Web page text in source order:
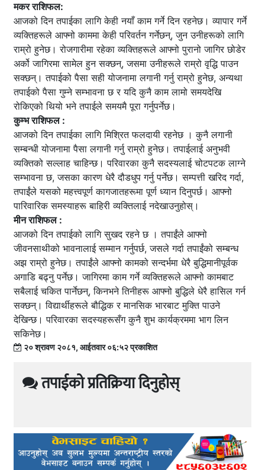
मकर राशिफल:
आजको दिन तपाईका लागि केही नयाँ काम गर्ने दिन रहनेछ। व्यापार गर्ने
व्यक्तिहरूले आफ्नो काममा केही परिवर्तन गर्नेछन्, जुन उनीहरूको लागि
राम्रो हुनेछ। रोजगारीमा रहेका व्यक्तिहरूले आफ्नो पुरानो जागिर छोडेर
अर्को जागिरमा सामेल हुन सक्छन्, जसमा उनीहरूले राम्रो वृद्धि पाउन
सक्छन्। तपाईको पैसा सही योजनामा ​​लगानी गर्नु राम्रो हुनेछ, अन्यथा
तपाईको पैसा गुम्ने सम्भावना छ र यदि कुनै काम लामो समयदेखि
रोकिएको थियो भने तपाईले समयमै पूरा गर्नुपर्नेछ।
कुम्भ राशिफल :
आजको दिन तपाईका लागि मिश्रित फलदायी रहनेछ । कुनै लगानी
सम्बन्धी योजनामा ​​पैसा लगानी गर्नु राम्रो हुनेछ। तपाईलाई अनुभवी
व्यक्तिको सल्लाह चाहिन्छ। परिवारका कुनै सदस्यलाई चोटपटक लाग्ने
सम्भावना छ, जसका कारण धेरै दौडधुप गर्नु पर्नेछ। सम्पत्ती खरिद गर्दा,
तपाईंले यसको महत्त्वपूर्ण कागजातहरूमा पूर्ण ध्यान दिनुपर्छ। आफ्नो
पारिवारिक समस्याहरू बाहिरी व्यक्तिलाई नदेखाउनुहोस्।
मीन राशिफल :
आजको दिन तपाईको लागि सुखद रहने छ । तपाईंले आफ्नो
जीवनसाथीको भावनालाई सम्मान गर्नुपर्छ, जसले गर्दा तपाईंको सम्बन्ध
अझ राम्रो हुनेछ। तपाईंले आफ्नो कामको सन्दर्भमा धेरै बुद्धिमानीपूर्वक
अगाडि बढ्नु पर्नेछ। जागिरमा काम गर्ने व्यक्तिहरूले आफ्नो कामबाट
सबैलाई चकित पार्नेछन्, किनभने तिनीहरू आफ्नो बुद्धिले धेरै हासिल गर्न
सक्छन्। विद्यार्थीहरूले बौद्धिक र मानसिक भारबाट मुक्ति पाउने
देखिन्छ। परिवारका सदस्यहरूसँग कुनै शुभ कार्यक्रममा भाग लिन
सकिनेछ।
२० श्रावण २०८१, आईतवार ०६:५२ प्रकाशित
तपाईको प्रतिक्रिया दिनुहोस्